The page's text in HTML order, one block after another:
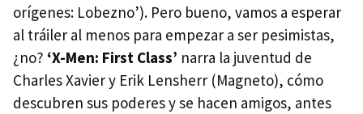
orígenes: Lobezno’). Pero bueno, vamos a esperar
al tráiler al menos para empezar a ser pesimistas,
¿no? ‘X-Men: First Class’ narra la juventud de
Charles Xavier y Erik Lensherr (Magneto), cómo
descubren sus poderes y se hacen amigos, antes